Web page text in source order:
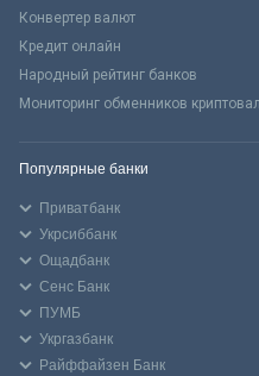
Конвертер валют
Кредит онлайн
Народный рейтинг банков
Мониторинг обменников
Популярные банки
Приватбанк
Укрсиббанк
Ощадбанк
Сенс Банк
ПУМБ
Укргазбанк
Райффайзен Банк